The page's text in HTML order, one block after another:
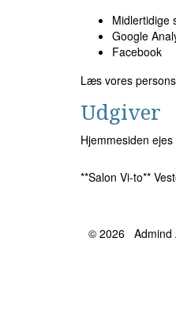
Midlertidige
Google
Facebook
Læs vores
Udgiver
Hjemmesiden
**Salon Vi-to**
© 2026 Admind